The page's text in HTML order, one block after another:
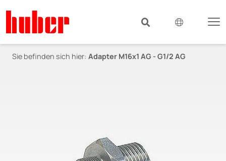
Sie befinden sich hier: Adapter M16x1 AG - G1/2 AG